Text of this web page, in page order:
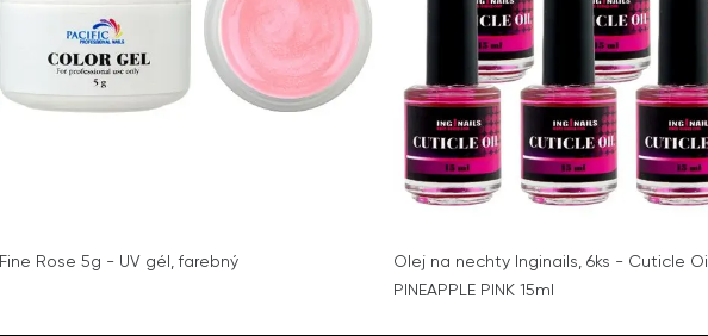
Fine Rose 5g - UV gél, farebný
Olej na nechty Inginails, 6ks - Cuticle Oil
PINEAPPLE PINK 15ml